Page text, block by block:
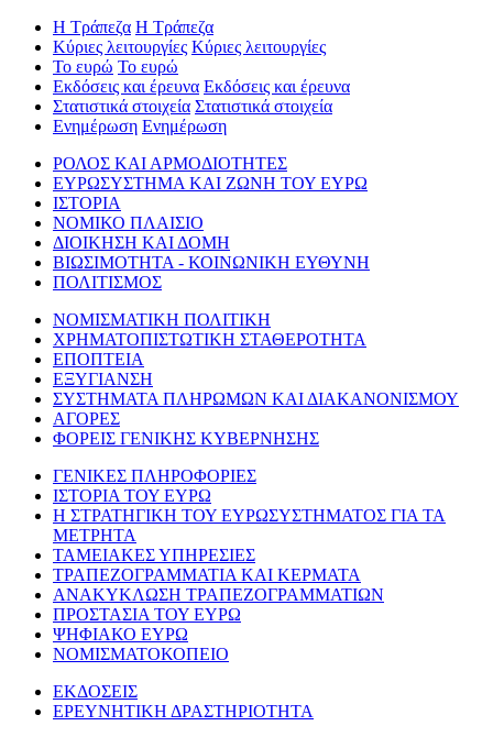
Η Τράπεζα Η Τράπεζα
Κύριες λειτουργίες Κύριες λειτουργίες
Το ευρώ Το ευρώ
Εκδόσεις και έρευνα Εκδόσεις και έρευνα
Στατιστικά στοιχεία Στατιστικά στοιχεία
Ενημέρωση Ενημέρωση
ΡΟΛΟΣ ΚΑΙ ΑΡΜΟΔΙΟΤΗΤΕΣ
ΕΥΡΩΣΥΣΤΗΜΑ ΚΑΙ ΖΩΝΗ ΤΟΥ ΕΥΡΩ
ΙΣΤΟΡΙΑ
ΝΟΜΙΚΟ ΠΛΑΙΣΙΟ
ΔΙΟΙΚΗΣΗ ΚΑΙ ΔΟΜΗ
ΒΙΩΣΙΜΟΤΗΤΑ - ΚΟΙΝΩΝΙΚΗ ΕΥΘΥΝΗ
ΠΟΛΙΤΙΣΜΟΣ
ΝΟΜΙΣΜΑΤΙΚΗ ΠΟΛΙΤΙΚΗ
ΧΡΗΜΑΤΟΠΙΣΤΩΤΙΚΗ ΣΤΑΘΕΡΟΤΗΤΑ
ΕΠΟΠΤΕΙΑ
ΕΞΥΓΙΑΝΣΗ
ΣΥΣΤΗΜΑΤΑ ΠΛΗΡΩΜΩΝ ΚΑΙ ΔΙΑΚΑΝΟΝΙΣΜΟΥ
ΑΓΟΡΕΣ
ΦΟΡΕΙΣ ΓΕΝΙΚΗΣ ΚΥΒΕΡΝΗΣΗΣ
ΓΕΝΙΚΕΣ ΠΛΗΡΟΦΟΡΙΕΣ
ΙΣΤΟΡΙΑ ΤΟΥ ΕΥΡΩ
Η ΣΤΡΑΤΗΓΙΚΗ ΤΟΥ ΕΥΡΩΣΥΣΤΗΜΑΤΟΣ ΓΙΑ ΤΑ
ΜΕΤΡΗΤΑ
ΤΑΜΕΙΑΚΕΣ ΥΠΗΡΕΣΙΕΣ
ΤΡΑΠΕΖΟΓΡΑΜΜΑΤΙΑ ΚΑΙ ΚΕΡΜΑΤΑ
ΑΝΑΚΥΚΛΩΣΗ ΤΡΑΠΕΖΟΓΡΑΜΜΑΤΙΩΝ
ΠΡΟΣΤΑΣΙΑ ΤΟΥ ΕΥΡΩ
ΨΗΦΙΑΚΟ ΕΥΡΩ
ΝΟΜΙΣΜΑΤΟΚΟΠΕΙΟ
ΕΚΔΟΣΕΙΣ
ΕΡΕΥΝΗΤΙΚΗ ΔΡΑΣΤΗΡΙΟΤΗΤΑ